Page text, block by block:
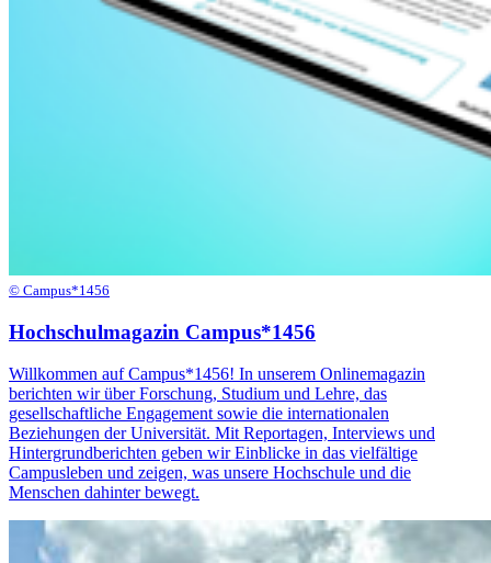
© Campus*1456
Hochschulmagazin Campus*1456
Willkommen auf Campus*1456! In unserem Onlinemagazin
berichten wir über Forschung, Studium und Lehre, das
gesellschaftliche Engagement sowie die internationalen
Beziehungen der Universität. Mit Reportagen, Interviews und
Hintergrundberichten geben wir Einblicke in das vielfältige
Campusleben und zeigen, was unsere Hochschule und die
Menschen dahinter bewegt.